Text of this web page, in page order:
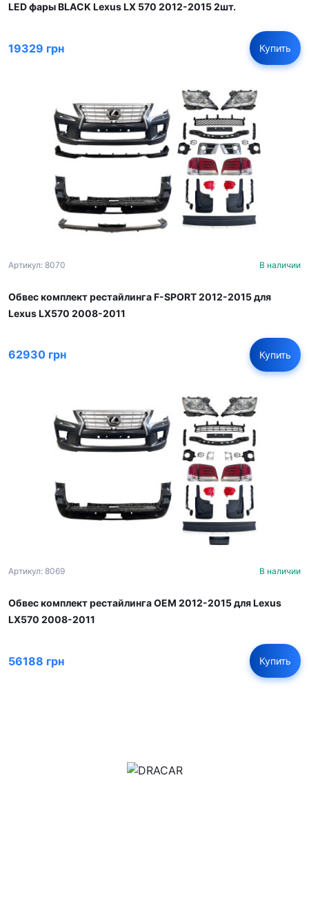
LED фары BLACK Lexus LX 570 2012-2015 2шт.
19329 грн Купить
Артикул: 8070 В наличии
Обвес комплект рестайлинга F-SPORT 2012-2015 для
Lexus LX570 2008-2011
62930 грн Купить
Артикул: 8069 В наличии
Обвес комплект рестайлинга OEM 2012-2015 для Lexus
LX570 2008-2011
56188 грн Купить